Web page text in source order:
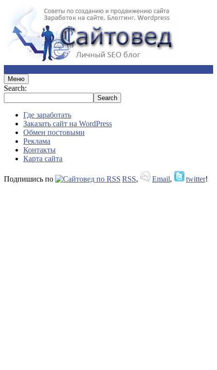
Меню
Search:
Где заработать
Заказать сайт на WordPress
Обмен постовыми
Реклама
Контакты
Карта сайта
Подпишись по RSS, Email, twitter!